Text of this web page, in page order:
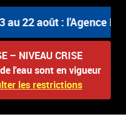
au 22 août : l'Agence
– NIVEAU CRISE
l'eau sont en vigueur
les restrictions